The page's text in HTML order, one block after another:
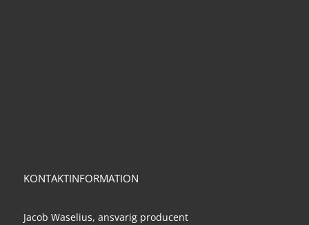
KONTAKTINFORMATION
Jacob Waselius, ansvarig producent